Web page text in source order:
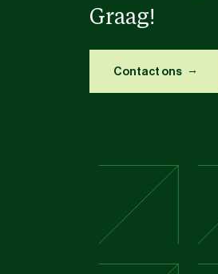
Graag!
Contact ons